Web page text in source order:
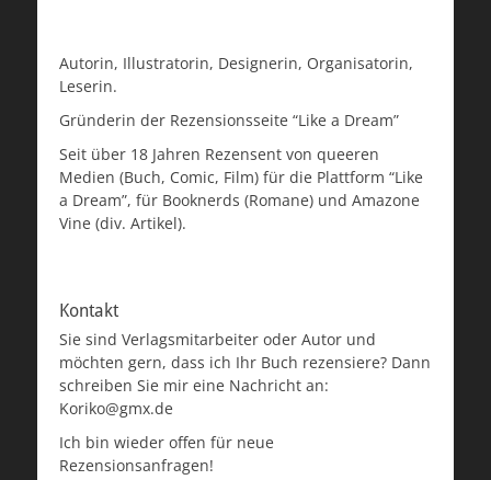
Autorin, Illustratorin, Designerin, Organisatorin,
Leserin.
Gründerin der Rezensionsseite “Like a Dream”
Seit über 18 Jahren Rezensent von queeren
Medien (Buch, Comic, Film) für die Plattform “Like
a Dream”, für Booknerds (Romane) und Amazone
Vine (div. Artikel).
Kontakt
Sie sind Verlagsmitarbeiter oder Autor und
möchten gern, dass ich Ihr Buch rezensiere? Dann
schreiben Sie mir eine Nachricht an:
Koriko@gmx.de
Ich bin wieder offen für neue
Rezensionsanfragen!